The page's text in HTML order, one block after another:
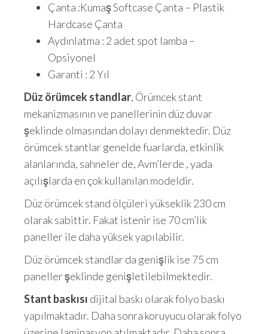
Çanta :Kumaş Softcase Çanta – Plastik
Hardcase Çanta
Aydınlatma : 2 adet spot lamba –
Opsiyonel
Garanti : 2 Yıl
Düz örümcek standlar, Örümcek stant
mekanizmasının ve panellerinin düz duvar
şeklinde olmasından dolayı denmektedir. Düz
örümcek stantlar genelde fuarlarda, etkinlik
alanlarında, sahneler de, Avm’lerde , yada
açılışlarda en çok kullanılan modeldir.
Düz örümcek stand ölçüleri yükseklik 230 cm
olarak sabittir. Fakat istenir ise 70 cm’lik
paneller ile daha yüksek yapılabilir.
Düz örümcek standlar da genişlik ise 75 cm
paneller şeklinde genişletilebilmektedir.
Stant baskısı dijital baskı olarak folyo baskı
yapılmaktadır. Daha sonra koruyucu olarak folyo